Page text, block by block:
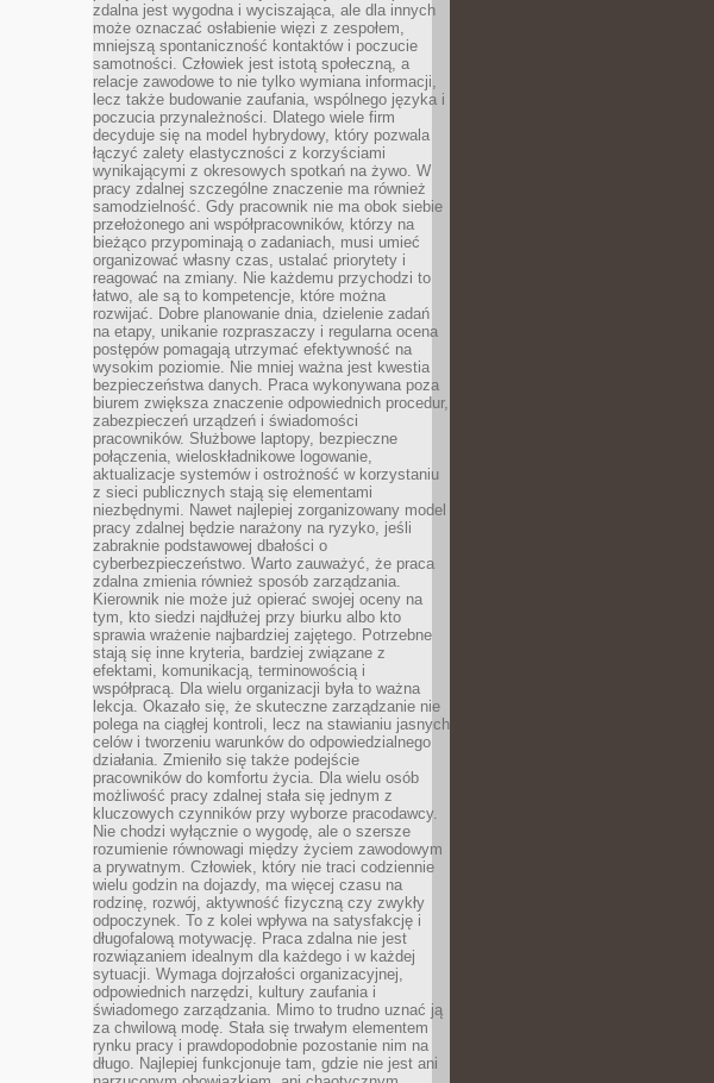
zdalna jest wygodna i wyciszająca, ale dla innych
może oznaczać osłabienie więzi z zespołem,
mniejszą spontaniczność kontaktów i poczucie
samotności. Człowiek jest istotą społeczną, a
relacje zawodowe to nie tylko wymiana informacji,
lecz także budowanie zaufania, wspólnego języka i
poczucia przynależności. Dlatego wiele firm
decyduje się na model hybrydowy, który pozwala
łączyć zalety elastyczności z korzyściami
wynikającymi z okresowych spotkań na żywo. W
pracy zdalnej szczególne znaczenie ma również
samodzielność. Gdy pracownik nie ma obok siebie
przełożonego ani współpracowników, którzy na
bieżąco przypominają o zadaniach, musi umieć
organizować własny czas, ustalać priorytety i
reagować na zmiany. Nie każdemu przychodzi to
łatwo, ale są to kompetencje, które można
rozwijać. Dobre planowanie dnia, dzielenie zadań
na etapy, unikanie rozpraszaczy i regularna ocena
postępów pomagają utrzymać efektywność na
wysokim poziomie. Nie mniej ważna jest kwestia
bezpieczeństwa danych. Praca wykonywana poza
biurem zwiększa znaczenie odpowiednich procedur,
zabezpieczeń urządzeń i świadomości
pracowników. Służbowe laptopy, bezpieczne
połączenia, wieloskładnikowe logowanie,
aktualizacje systemów i ostrożność w korzystaniu
z sieci publicznych stają się elementami
niezbędnymi. Nawet najlepiej zorganizowany model
pracy zdalnej będzie narażony na ryzyko, jeśli
zabraknie podstawowej dbałości o
cyberbezpieczeństwo. Warto zauważyć, że praca
zdalna zmienia również sposób zarządzania.
Kierownik nie może już opierać swojej oceny na
tym, kto siedzi najdłużej przy biurku albo kto
sprawia wrażenie najbardziej zajętego. Potrzebne
stają się inne kryteria, bardziej związane z
efektami, komunikacją, terminowością i
współpracą. Dla wielu organizacji była to ważna
lekcja. Okazało się, że skuteczne zarządzanie nie
polega na ciągłej kontroli, lecz na stawianiu jasnych
celów i tworzeniu warunków do odpowiedzialnego
działania. Zmieniło się także podejście
pracowników do komfortu życia. Dla wielu osób
możliwość pracy zdalnej stała się jednym z
kluczowych czynników przy wyborze pracodawcy.
Nie chodzi wyłącznie o wygodę, ale o szersze
rozumienie równowagi między życiem zawodowym
a prywatnym. Człowiek, który nie traci codziennie
wielu godzin na dojazdy, ma więcej czasu na
rodzinę, rozwój, aktywność fizyczną czy zwykły
odpoczynek. To z kolei wpływa na satysfakcję i
długofalową motywację. Praca zdalna nie jest
rozwiązaniem idealnym dla każdego i w każdej
sytuacji. Wymaga dojrzałości organizacyjnej,
odpowiednich narzędzi, kultury zaufania i
świadomego zarządzania. Mimo to trudno uznać ją
za chwilową modę. Stała się trwałym elementem
rynku pracy i prawdopodobnie pozostanie nim na
długo. Najlepiej funkcjonuje tam, gdzie nie jest ani